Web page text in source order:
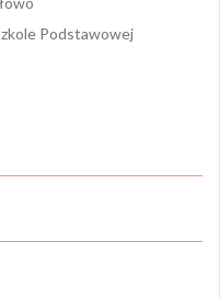
Podstawowej